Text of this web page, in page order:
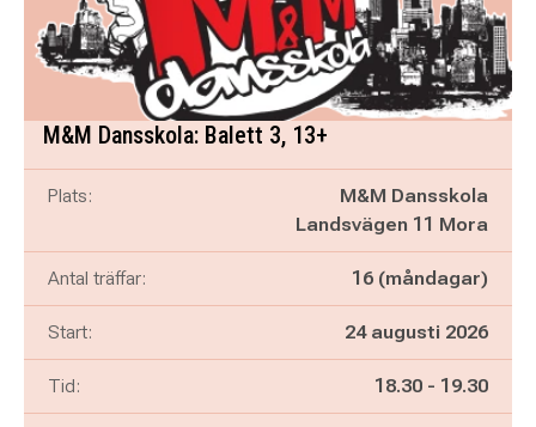
M&M Dansskola: Balett 3, 13+
Plats:
M&M Dansskola
Landsvägen 11 Mora
Antal träffar: 16 (måndagar)
Start: 24 augusti 2026
Tid: Pågår mellan
18.30 - och
19.30